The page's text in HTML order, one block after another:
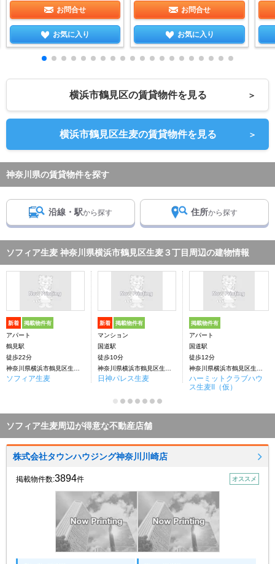
お問合せ
お気に入り
お問合せ
お気に入り
横浜市鶴見区の賃貸物件を見る ＞
横浜市鶴見区生麦の賃貸物件を見る ＞
神奈川県の賃貸物件を探す
沿線・駅から探す 住所から探す
ソフィア生麦 神奈川県横浜市鶴見区生麦３丁目周辺の建物情報
新着 掲載物件有
アパート
鶴見駅
徒歩22分
ソフィア生麦
新着 掲載物件有
マンション
国道駅
徒歩10分
日神パレス生麦
掲載物件有
アパート
国道駅
徒歩12分
ハーミットクラブハウ
ス生麦II（仮）
ソフィア生麦周辺が得意な不動産店舗
株式会社タウンハウジング神奈川川崎店
掲載物件数:3894件 オススメ